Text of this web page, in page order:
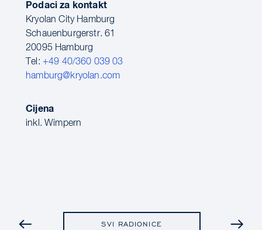
Podaci za kontakt
Kryolan City Hamburg
Schauenburgerstr. 61
20095 Hamburg
Tel: +49 40/360 039 03
hamburg@kryolan.com
Cijena
inkl. Wimpern
PRETHODNA
SVI RADIONICE